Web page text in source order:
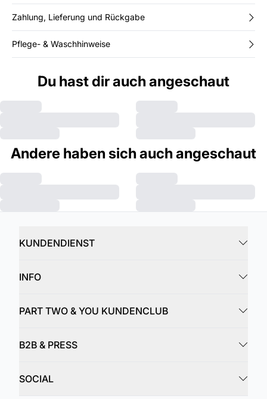
Zahlung, Lieferung und Rückgabe
Pflege- & Waschhinweise
Du hast dir auch angeschaut
Andere haben sich auch angeschaut
KUNDENDIENST
INFO
PART TWO & YOU KUNDENCLUB
B2B & PRESS
SOCIAL